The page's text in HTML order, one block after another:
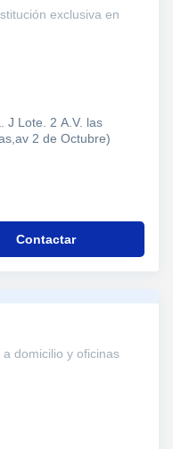
J Lote. 2 A.V. las
2 de Octubre)
Contactar
domicilio y oficinas